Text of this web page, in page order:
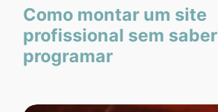
Como montar um site
profissional sem saber
programar